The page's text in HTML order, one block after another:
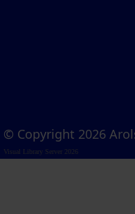
© Copyright 2026
Visual Library Server 2026